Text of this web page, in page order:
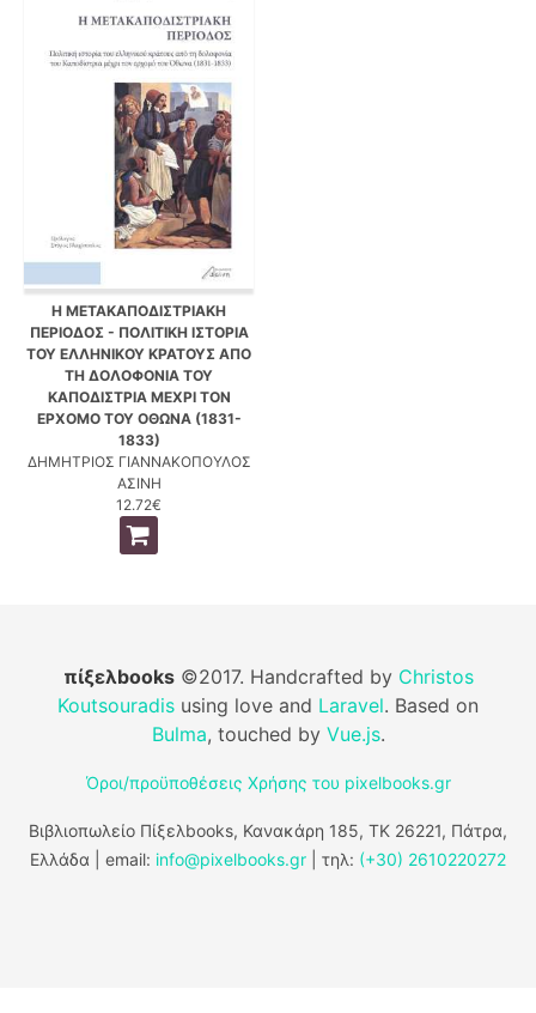
Η ΜΕΤΑΚΑΠΟΔΙΣΤΡΙΑΚΗ
ΠΕΡΙΟΔΟΣ - ΠΟΛΙΤΙΚΗ ΙΣΤΟΡΙΑ
ΤΟΥ ΕΛΛΗΝΙΚΟΥ ΚΡΑΤΟΥΣ ΑΠΟ
ΤΗ ΔΟΛΟΦΟΝΙΑ ΤΟΥ
ΚΑΠΟΔΙΣΤΡΙΑ ΜΕΧΡΙ ΤΟΝ
ΕΡΧΟΜΟ ΤΟΥ ΟΘΩΝΑ (1831-
1833)
ΔΗΜΗΤΡΙΟΣ ΓΙΑΝΝΑΚΟΠΟΥΛΟΣ
ΑΣΙΝΗ
12.72€
πίξελbooks©2017. Handcrafted by Christos
Koutsouradis using love and Laravel. Based on
Bulma, touched by Vue.js.
Όροι/προϋποθέσεις Χρήσης του pixelbooks.gr
Βιβλιοπωλείο Πίξελbooks, Κανακάρη 185, ΤΚ 26221, Πάτρα,
Ελλάδα | email: info@pixelbooks.gr | τηλ: (+30) 2610220272